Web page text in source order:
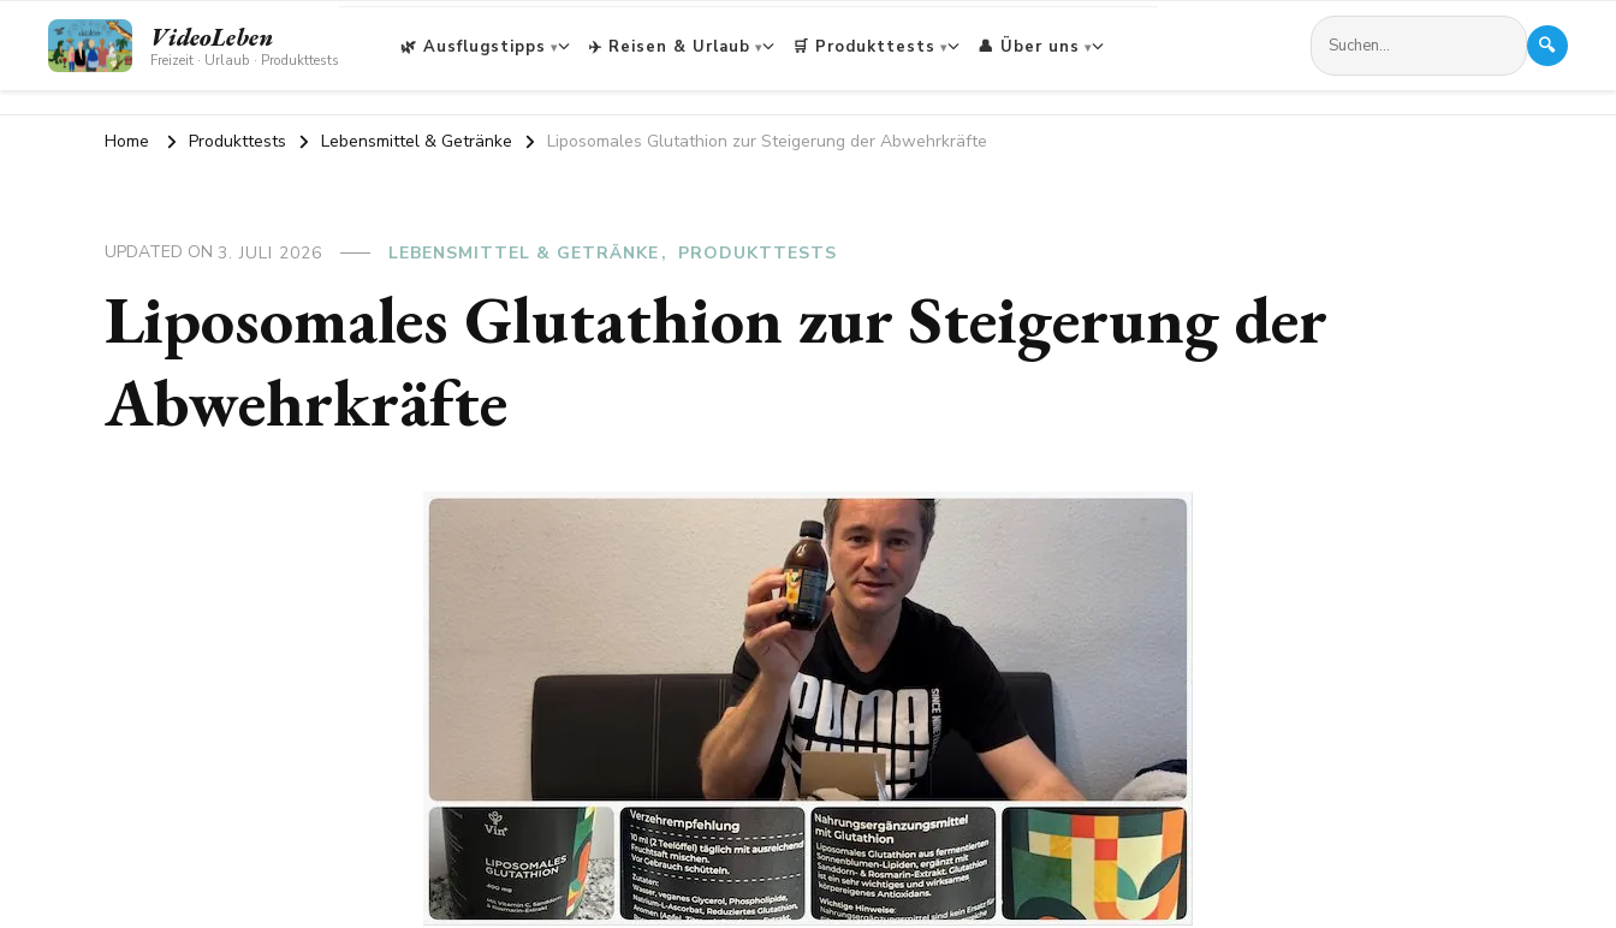
VideoLeben
Freizeit · Urlaub · Produkttests
🌿 Ausflugstipps ✈️ Reisen & Urlaub 🛒 Produkttests 👤 Über uns 🔍
Home Produkttests Lebensmittel & Getränke Liposomales Glutathion zur Steigerung der Abwehrkräfte
UPDATED ON 3. JULI 2026 LEBENSMITTEL & GETRÄNKE PRODUKTTESTS
Liposomales Glutathion zur Steigerung der
Abwehrkräfte